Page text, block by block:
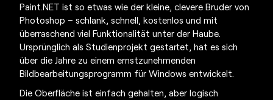
Paint.NET ist so etwas wie der kleine, clevere Bruder von
Photoshop – schlank, schnell, kostenlos und mit
überraschend viel Funktionalität unter der Haube.
Ursprünglich als Studienprojekt gestartet, hat es sich
über die Jahre zu einem ernstzunehmenden
Bildbearbeitungsprogramm für Windows entwickelt.
Die Oberfläche ist einfach gehalten, aber logisch